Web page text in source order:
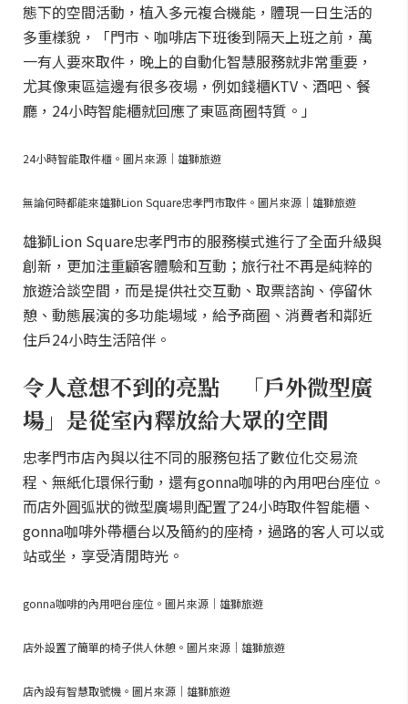
態下的空間活動，植入多元複合機能，體現一日生活的
多重樣貌，「門市、咖啡店下班後到隔天上班之前，萬
一有人要來取件，晚上的自動化智慧服務就非常重要，
尤其像東區這邊有很多夜場，例如錢櫃KTV、酒吧、餐
廳，24小時智能櫃就回應了東區商圈特質。」
24小時智能取件櫃。圖片來源｜雄獅旅遊
無論何時都能來雄獅Lion Square忠孝門市取件。圖片來源｜雄獅旅遊
雄獅Lion Square忠孝門市的服務模式進行了全面升級與
創新，更加注重顧客體驗和互動；旅行社不再是純粹的
旅遊洽談空間，而是提供社交互動、取票諮詢、停留休
憩、動態展演的多功能場域，給予商圈、消費者和鄰近
住戶24小時生活陪伴。
令人意想不到的亮點 「戶外微型廣
場」是從室內釋放給大眾的空間
忠孝門市店內與以往不同的服務包括了數位化交易流
程、無紙化環保行動，還有gonna咖啡的內用吧台座位。
而店外圓弧狀的微型廣場則配置了24小時取件智能櫃、
gonna咖啡外帶櫃台以及簡約的座椅，過路的客人可以或
站或坐，享受清閒時光。
gonna咖啡的內用吧台座位。圖片來源｜雄獅旅遊
店外設置了簡單的椅子供人休憩。圖片來源｜雄獅旅遊
店內設有智慧取號機。圖片來源｜雄獅旅遊